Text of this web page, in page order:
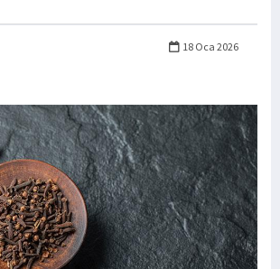
18 Oca 2026